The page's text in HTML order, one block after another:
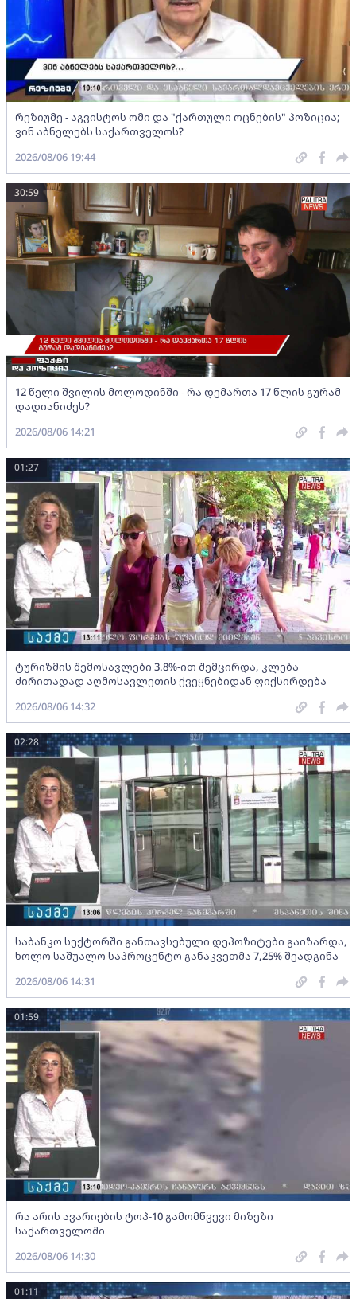
რეზიუმე - აგვისტოს ომი და "ქართული ოცნების" პოზიცია;
ვინ აბნელებს საქართველოს?
2026/08/06 19:44
12 წელი შვილის მოლოდინში - რა დემართა 17 წლის გურამ
დადიანიძეს?
30:59
2026/08/06 14:21
ტურიზმის შემოსავლები 3.8%-ით შემცირდა, კლება
ძირითადად აღმოსავლეთის ქვეყნებიდან ფიქსირდება
01:27
2026/08/06 14:32
საბანკო სექტორში განთავსებული დეპოზიტები გაიზარდა,
ხოლო საშუალო საპროცენტო განაკვეთმა 7,25% შეადგინა
02:28
2026/08/06 14:31
რა არის ავარიების ტოპ-10 გამომწვევი მიზეზი
საქართველოში
01:59
2026/08/06 14:30
01:11